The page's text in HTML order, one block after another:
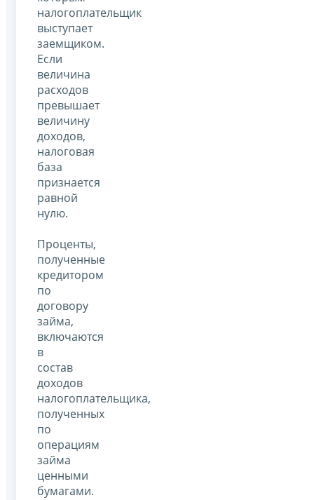
налогоплательщик
выступает
заемщиком.
Если
величина
расходов
превышает
величину
доходов,
налоговая
база
признается
равной
нулю.
Проценты,
полученные
кредитором
по
договору
займа,
включаются
в
состав
доходов
налогоплательщика,
полученных
по
операциям
займа
ценными
бумагами.